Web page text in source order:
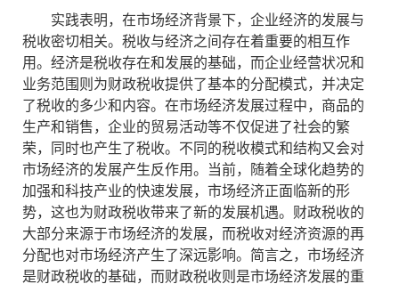
实践表明，在市场经济背景下，企业经济的发展与
税收密切相关。税收与经济之间存在着重要的相互作
用。经济是税收存在和发展的基础，而企业经营状况和
业务范围则为财政税收提供了基本的分配模式，并决定
了税收的多少和内容。在市场经济发展过程中，商品的
生产和销售，企业的贸易活动等不仅促进了社会的繁
荣，同时也产生了税收。不同的税收模式和结构又会对
市场经济的发展产生反作用。当前，随着全球化趋势的
加强和科技产业的快速发展，市场经济正面临新的形
势，这也为财政税收带来了新的发展机遇。财政税收的
大部分来源于市场经济的发展，而税收对经济资源的再
分配也对市场经济产生了深远影响。简言之，市场经济
是财政税收的基础，而财政税收则是市场经济发展的重